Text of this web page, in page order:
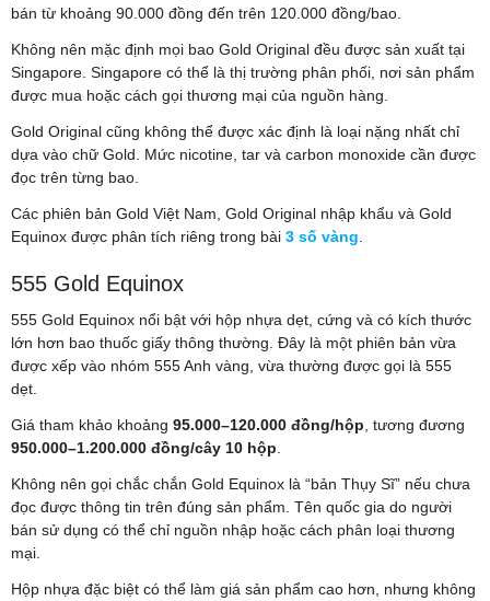
bán từ khoảng 90.000 đồng đến trên 120.000 đồng/bao.
Không nên mặc định mọi bao Gold Original đều được sản xuất tại
Singapore. Singapore có thể là thị trường phân phối, nơi sản phẩm
được mua hoặc cách gọi thương mại của nguồn hàng.
Gold Original cũng không thể được xác định là loại nặng nhất chỉ
dựa vào chữ Gold. Mức nicotine, tar và carbon monoxide cần được
đọc trên từng bao.
Các phiên bản Gold Việt Nam, Gold Original nhập khẩu và Gold
Equinox được phân tích riêng trong bài 3 số vàng
555 Gold Equinox
555 Gold Equinox nổi bật với hộp nhựa dẹt, cứng và có kích thước
lớn hơn bao thuốc giấy thông thường. Đây là một phiên bản vừa
được xếp vào nhóm 555 Anh vàng, vừa thường được gọi là 555
dẹt.
Giá tham khảo khoảng 95.000–120.000 đồng/hộp , tương đương
950.000–1.200.000 đồng/cây 10 hộp
Không nên gọi chắc chắn Gold Equinox là “bản Thụy Sĩ” nếu chưa
đọc được thông tin trên đúng sản phẩm. Tên quốc gia do người
bán sử dụng có thể chỉ nguồn nhập hoặc cách phân loại thương
mại.
Hộp nhựa đặc biệt có thể làm giá sản phẩm cao hơn, nhưng không